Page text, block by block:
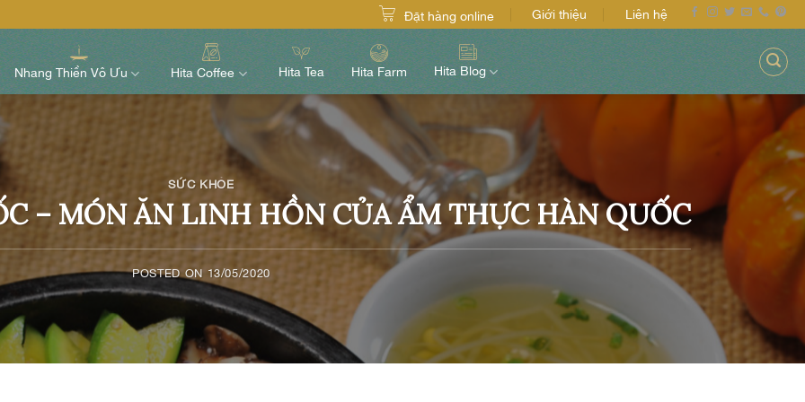
Đặt hàng online Giới thiệu Liên hệ
Nhang Thiền Vô Ưu Hita Coffee Hita Tea Hita Farm Hita Blog
SỨC KHỎE
– MÓN ĂN LINH HỒN CỦA ẨM THỰC HÀN QUỐC
POSTED ON 13/05/2020